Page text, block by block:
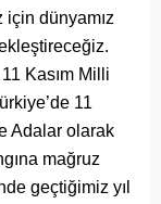
dünyamız
Kasım Milli
11
Adalar olarak
mağruz
geçtiğimiz yıl